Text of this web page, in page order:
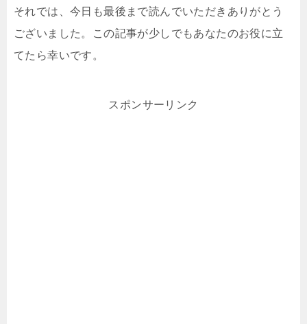
それでは、今日も最後まで読んでいただきありがとう
ございました。この記事が少しでもあなたのお役に立
てたら幸いです。
スポンサーリンク